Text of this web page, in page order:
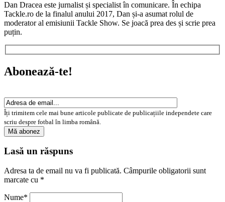
Dan Dracea este jurnalist și specialist în comunicare. În echipa
Tackle.ro de la finalul anului 2017, Dan și-a asumat rolul de
moderator al emisiunii Tackle Show. Se joacă prea des și scrie prea
puțin.
Abonează-te!
Îți trimitem cele mai bune articole publicate de publicațiile independete care
scriu despre fotbal în limba română.
Lasă un răspuns
Adresa ta de email nu va fi publicată. Câmpurile obligatorii sunt
marcate cu *
Nume*